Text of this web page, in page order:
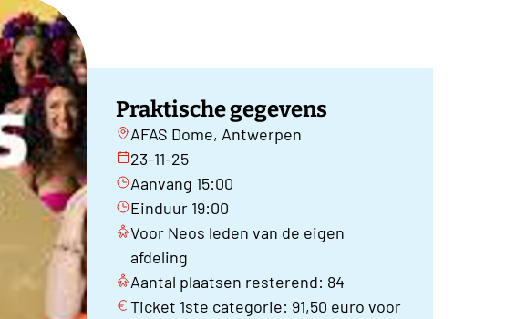
Praktische gegevens
AFAS Dome, Antwerpen
23-11-25
Aanvang 15:00
Einduur 19:00
Voor Neos leden van de eigen
afdeling
Aantal plaatsen resterend: 84
Ticket 1ste categorie: 91,50 euro voor